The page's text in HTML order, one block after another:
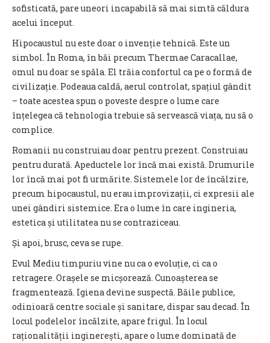
sofisticată, pare uneori incapabilă să mai simtă căldura
acelui început.
Hipocaustul nu este doar o invenție tehnică. Este un
simbol. În Roma, în băi precum Thermae Caracallae,
omul nu doar se spăla. El trăia confortul ca pe o formă de
civilizație. Podeaua caldă, aerul controlat, spațiul gândit
– toate acestea spun o poveste despre o lume care
înțelegea că tehnologia trebuie să servească viața, nu să o
complice.
Romanii nu construiau doar pentru prezent. Construiau
pentru durată. Apeductele lor încă mai există. Drumurile
lor încă mai pot fi urmărite. Sistemele lor de încălzire,
precum hipocaustul, nu erau improvizații, ci expresii ale
unei gândiri sistemice. Era o lume în care ingineria,
estetica și utilitatea nu se contraziceau.
Și apoi, brusc, ceva se rupe.
Evul Mediu timpuriu vine nu ca o evoluție, ci ca o
retragere. Orașele se micșorează. Cunoașterea se
fragmentează. Igiena devine suspectă. Băile publice,
odinioară centre sociale și sanitare, dispar sau decad. În
locul podelelor încălzite, apare frigul. În locul
raționalității inginerești, apare o lume dominată de